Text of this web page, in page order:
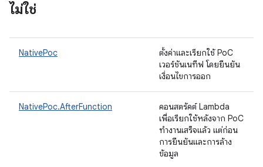
ไม่ใช่
NativePoc
ตั้งค่าและเรียกใช้ PoC
เวอร์ชันเนทีฟ โดยยืนยัน
เงื่อนไขการออก
NativePoc.AfterFunction
คอนสตรัคต์ Lambda
เพื่อเรียกใช้หลังจาก PoC
ทำงานเสร็จแล้ว แต่ก่อน
การยืนยันและการล้าง
ข้อมูล